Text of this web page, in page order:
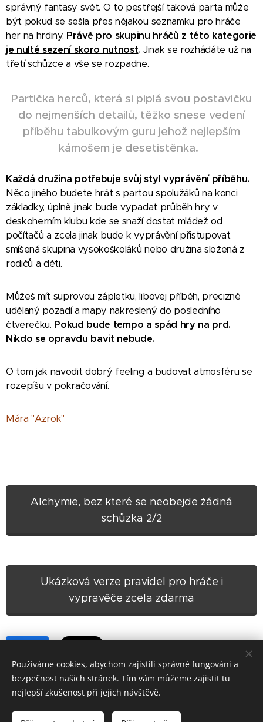
správný fantasy svět. O to pestřejší taková parta může
být pokud se sešla přes nějakou seznamku pro hráče
her na hrdiny. Právě pro skupinu hráčů z této kategorie
je nulté sezení skoro nutnost. Jinak se rozhádáte už na
třetí schůzce a vše se rozpadne.
Partička herců, která si piplá svou postavičku
do nejmenších detailů, těžko snese vedení
příběhu tabulkovým guru jehož nejlepším
kámošem je desetistěnka.
Každá družina potřebuje svůj styl vyprávění příběhu.
Něco jiného budete hrát s partou spolužáků na konci
základky, úplně jinak bude vypadat průběh hry v
deskoherním klubu kde se snaží dostat mládež od
počítačů a zcela jinak bude k vyprávění přistupovat
smíšená skupina vysokoškoláků nebo družina složená z
rodičů a děti.
Můžeš mít suprovou zápletku, libovej příběh, precizně
udělaný pozadí a mapy nakreslený do posledního
čtverečku. Pokud bude tempo a spád hry na prd.
Nikdo se opravdu bavit nebude.
O tom jak navodit dobrý feeling a budovat atmosféru se
rozepíšu v pokračování.
Mára "Azrok"
Alchymie, bez které se neobejde žádná
schůzka 2/2
Ukázková verze pravidel pro hráče i
vypravěče zcela zdarma
Některé odkazy vedou na obchody, kde můžete hry/knihy koupit -
Používáme cookies, abychom zajistili správné fungování a
bezpečnost našich stránek. Tím vám můžeme zajistit tu
nejlepší zkušenost při jejich návštěvě.